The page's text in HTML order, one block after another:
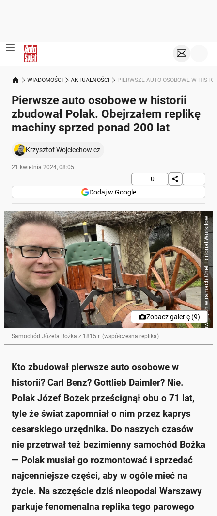
WIADOMOŚCI AKTUALNOŚCI PIERWSZE AUTO OSOBOWE W
Pierwsze auto osobowe w historii
zbudował Polak. Obejrzałem replikę
machiny sprzed ponad 200 lat
Krzysztof Wojciechowicz
21 kwietnia 2024, 08:05
0
Dodaj w Google
Źródło zbiorcze dla obrazków importowanych w ramach Onet Editorial Workflow
Zobacz galerię (9)
Samochód Józefa Bożka z 1815 r. (współczesna replika)
Kto zbudował pierwsze auto osobowe w
historii? Carl Benz? Gottlieb Daimler? Nie.
Polak Józef Bożek prześcignął obu o 71 lat,
tyle że świat zapomniał o nim przez kaprys
cesarskiego urzędnika. Do naszych czasów
nie przetrwał też bezimienny samochód Bożka
— Polak musiał go rozmontować i sprzedać
najcenniejsze części, aby w ogóle mieć na
życie. Na szczęście dziś nieopodal Warszawy
parkuje fenomenalna replika tego parowego